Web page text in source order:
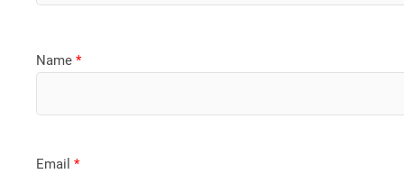
Name*
Email*